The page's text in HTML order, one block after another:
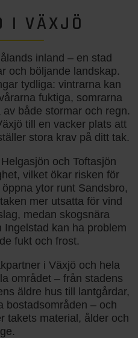
I VÄXJÖ
inland – en stad
och böljande landskap.
tydliga: vintrarna kan
fuktiga, somrarna
både stormar och regn.
till en vacker plats att
stora krav på ditt tak.
och Toftasjön
vilket ökar risken för
ytor runt Sandsbro,
mer utsatta för vind
medan skogsnära
kan ha problem
fukt och frost.
i Växjö och hela
området – från stadens
äldre hus till lantgårdar,
bostadsområden – och
takets material, ålder och